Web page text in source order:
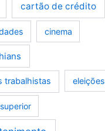
cartão de crédito
cinema
trabalhistas eleições